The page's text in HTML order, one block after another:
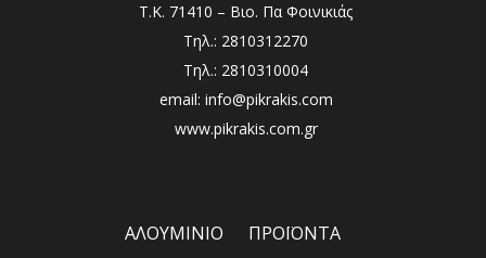
Τ.Κ. 71410 – Βιο. Πα Φοινικιάς
Τηλ.: 2810312270
Τηλ.: 2810310004
email: info@pikrakis.com
www.pikrakis.com.gr
ΑΛΟΥΜΙΝΙΟ ΠΡΟΪΟΝΤΑ